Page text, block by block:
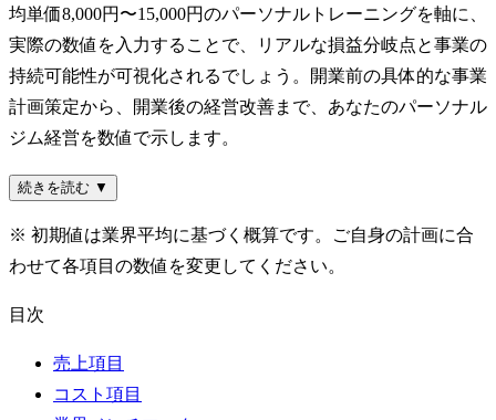
均単価8,000円〜15,000円のパーソナルトレーニングを軸に、
実際の数値を入力することで、リアルな損益分岐点と事業の
持続可能性が可視化されるでしょう。開業前の具体的な事業
計画策定から、開業後の経営改善まで、あなたのパーソナル
ジム経営を数値で示します。
続きを読む ▼
※ 初期値は業界平均に基づく概算です。ご自身の計画に合
わせて各項目の数値を変更してください。
目次
売上項目
コスト項目